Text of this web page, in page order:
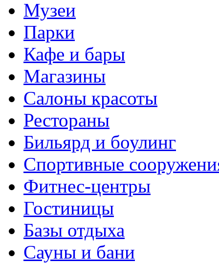
Музеи
Парки
Кафе и бары
Магазины
Салоны красоты
Рестораны
Бильярд и боулинг
Спортивные
Фитнес-центры
Гостиницы
Базы отдыха
Сауны и бани